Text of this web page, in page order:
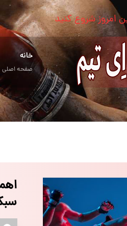
خانه
صفحه اصلی